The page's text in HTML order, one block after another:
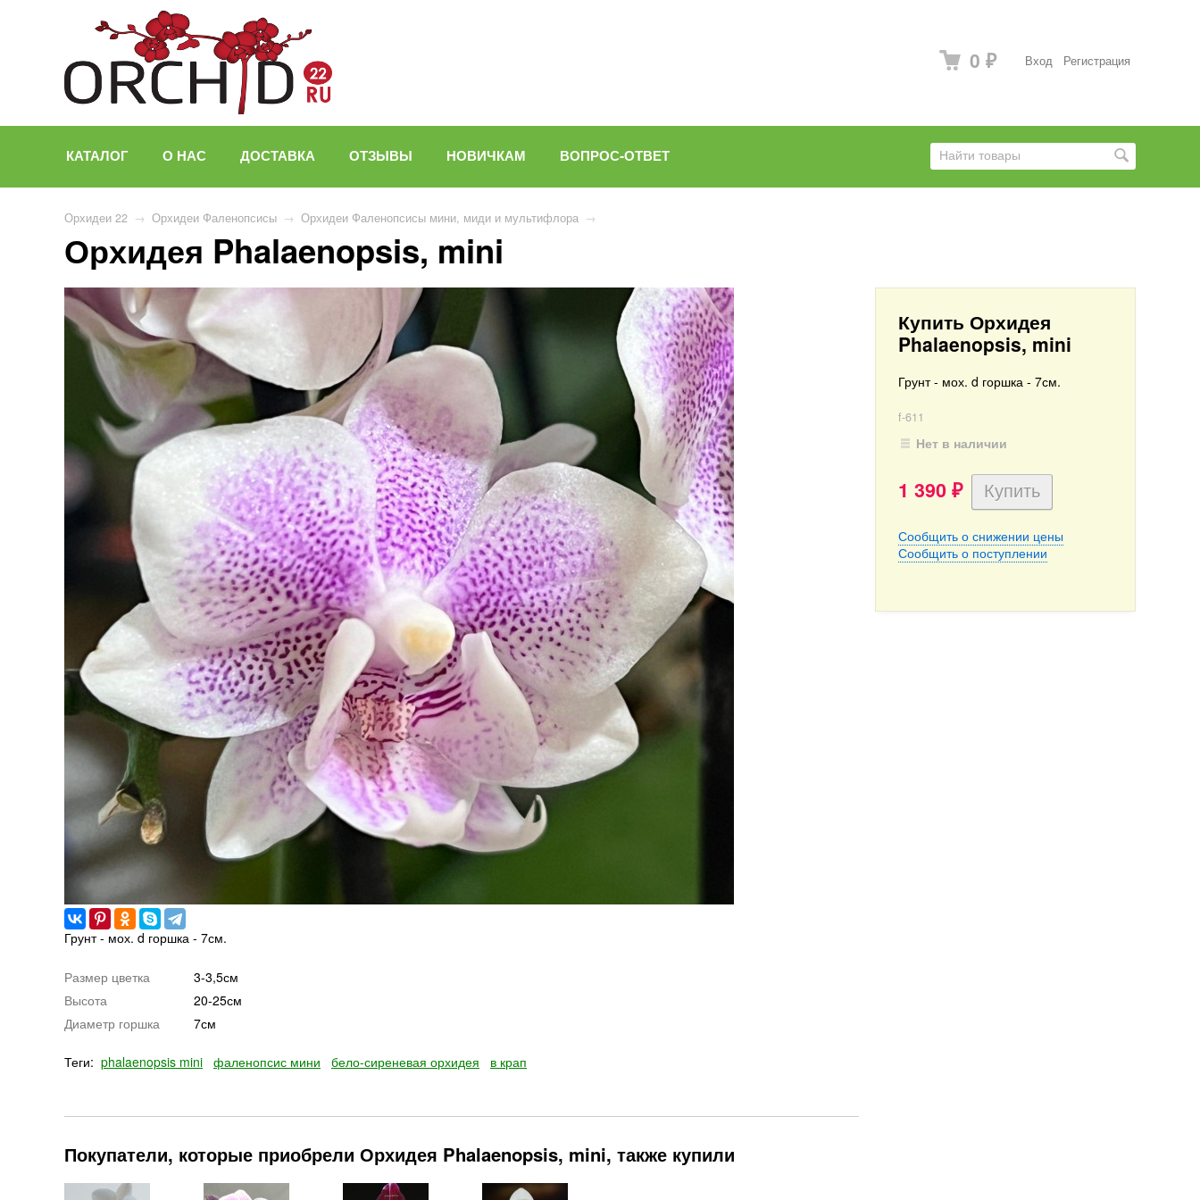
Вход Регистрация
0 ₽
КАТАЛОГ О НАС ДОСТАВКА ОТЗЫВЫ НОВИЧКАМ ВОПРОС-ОТВЕТ
Орхидеи 22 → Орхидеи Фаленопсисы → Орхидеи Фаленопсисы мини, миди и мультифлора →
Орхидея Phalaenopsis, mini
Купить Орхидея
Phalaenopsis, mini
Грунт - мох. d горшка - 7см.
f-611
Нет в наличии
1 390 ₽
Сообщить о снижении цены
Сообщить о поступлении
Грунт - мох. d горшка - 7см.
Размер цветка
3-3,5см
Высота
20-25см
Диаметр горшка
7см
Теги: phalaenopsis mini фаленопсис мини бело-сиреневая орхидея в крап
Покупатели, которые приобрели Орхидея Phalaenopsis, mini, также купили